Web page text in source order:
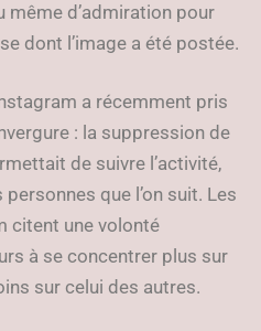
d’admiration pour
dont l’image a été postée.
a récemment pris
: la suppression de
de suivre l’activité,
personnes que l’on suit. Les
citent une volonté
à se concentrer plus sur
sur celui des autres.